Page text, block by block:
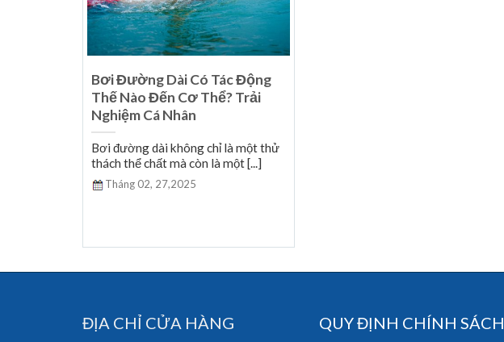
Bơi Đường Dài Có Tác Động
Thế Nào Đến Cơ Thể? Trải
Nghiệm Cá Nhân
Bơi đường dài không chỉ là một thử
thách thể chất mà còn là một [...]
Tháng 02, 27,2025
ĐỊA CHỈ CỬA HÀNG QUY ĐỊNH CHÍNH SÁCH